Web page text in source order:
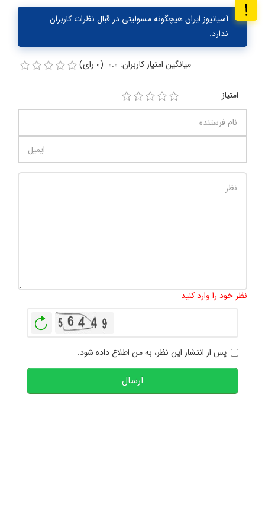
آسیانیوز ایران هیچگونه مسولیتی در قبال نظرات کاربران
ندارد.
میانگین امتیاز کاربران: 0.0 (0 رای)
امتیاز
نظر خود را وارد کنید
پس از انتشار این نظر، به من اطلاع داده شود.
ارسال